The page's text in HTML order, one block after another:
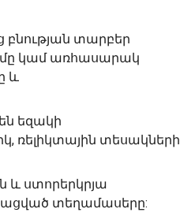
բնության տարբեր
կամ առհասարակ
և
եզակի
ռելիկտային տեսակների
և ստորերկրյա
տեղամասերը: